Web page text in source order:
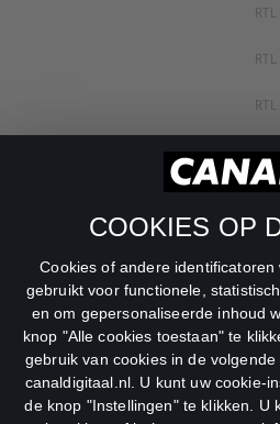
COOKIES OP
Cookies of andere
gebruikt voor functionele,
en om gepersonaliseerde inhoud
knop "Alle cookies toestaan" te
gebruik van cookies in de
canaldigitaal.nl. U kunt uw cookie-
de knop "Instellingen" te klikken. U